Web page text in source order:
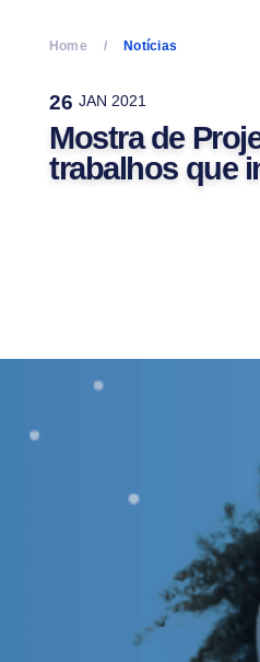
Home Notícias
26 JAN 2021
Mostra de
trabalhos que